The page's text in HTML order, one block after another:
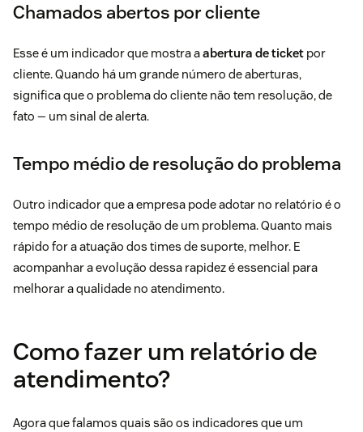
Chamados abertos por cliente
Esse é um indicador que mostra aabertura de ticket por
cliente. Quando há um grande número de aberturas,
significa que o problema do cliente não tem resolução, de
fato — um sinal de alerta.
Tempo médio de resolução do problema
Outro indicador que a empresa pode adotar no relatório é o
tempo médio de resolução de um problema. Quanto mais
rápido for a atuação dos times de suporte, melhor. E
acompanhar a evolução dessa rapidez é essencial para
melhorar a qualidade no atendimento.
Como fazer um relatório de
atendimento?
Agora que falamos quais são os indicadores que um